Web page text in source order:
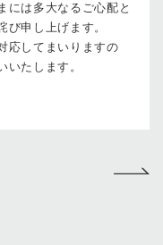
には多大なるご心配と
び申し上げます。
応してまいりますの
いたします。